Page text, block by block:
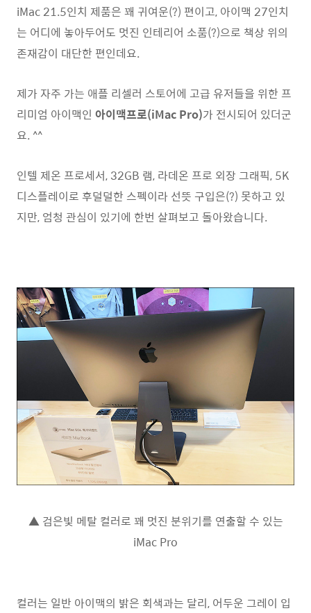
iMac 21.5인치 제품은 꽤 귀여운(?) 편이고, 아이맥 27인치
는 어디에 놓아두어도 멋진 인테리어 소품(?)으로 책상 위의
존재감이 대단한 편인데요.
제가 자주 가는 애플 리셀러 스토어에 고급 유저들을 위한 프
리미엄 아이맥인 아이맥프로(iMac Pro)가 전시되어 있더군
요. ^^
인텔 제온 프로세서, 32GB 램, 라데온 프로 외장 그래픽, 5K
디스플레이로 후덜덜한 스펙이라 선뜻 구입은(?) 못하고 있
지만, 엄청 관심이 있기에 한번 살펴보고 돌아왔습니다.
▲ 검은빛 메탈 컬러로 꽤 멋진 분위기를 연출할 수 있는
iMac Pro
컬러는 일반 아이맥의 밝은 회색과는 달리, 어두운 그레이 입